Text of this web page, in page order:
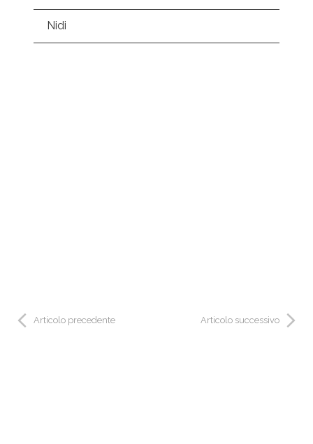
Nidi
Articolo precedente Articolo successivo